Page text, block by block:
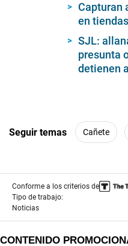
Capturan
en
SJL:
presunta
detienen
Seguir temas Cañete
Conforme a los criterios de
Tipo de trabajo:
Noticias